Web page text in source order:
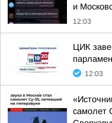
и
12:03
ЦИК
12:03
самолет